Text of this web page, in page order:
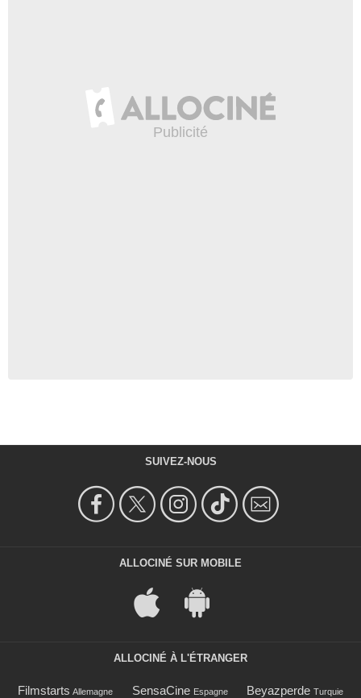
SUIVEZ-NOUS
ALLOCINÉ SUR MOBILE
ALLOCINÉ À L'ÉTRANGER
Filmstarts Allemagne SensaCine Espagne Beyazperde Turquie